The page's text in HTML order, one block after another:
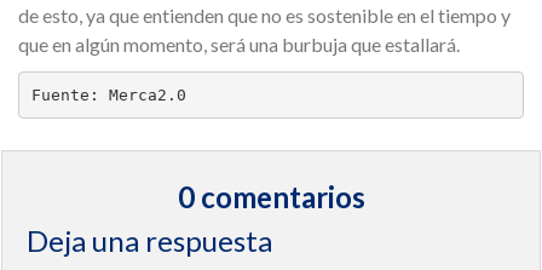
de esto, ya que entienden que no es sostenible en el tiempo y
que en algún momento, será una burbuja que estallará.
Fuente: Merca2.0
0 comentarios
Deja una respuesta